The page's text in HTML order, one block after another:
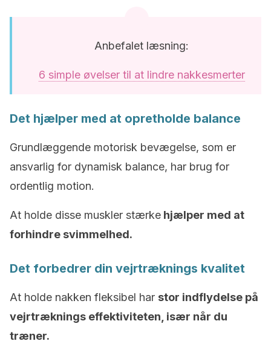
Anbefalet læsning:
6 simple øvelser til at lindre nakkesmerter
Det hjælper med at opretholde balance
Grundlæggende motorisk bevægelse, som er
ansvarlig for dynamisk balance, har brug for
ordentlig motion.
At holde disse muskler stærke hjælper med at
forhindre svimmelhed.
Det forbedrer din vejrtræknings kvalitet
At holde nakken fleksibel har stor indflydelse på
vejrtræknings effektiviteten, især når du
træner.